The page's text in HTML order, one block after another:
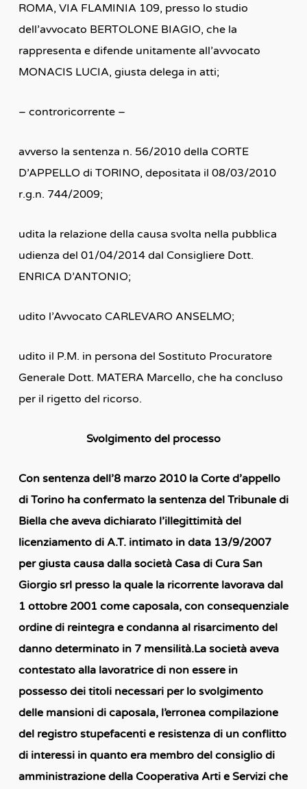
ROMA, VIA FLAMINIA 109, presso lo studio
dell’avvocato BERTOLONE BIAGIO, che la
rappresenta e difende unitamente all’avvocato
MONACIS LUCIA, giusta delega in atti;
– controricorrente –
avverso la sentenza n. 56/2010 della CORTE
D’APPELLO di TORINO, depositata il 08/03/2010
r.g.n. 744/2009;
udita la relazione della causa svolta nella pubblica
udienza del 01/04/2014 dal Consigliere Dott.
ENRICA D’ANTONIO;
udito l’Avvocato CARLEVARO ANSELMO;
udito il P.M. in persona del Sostituto Procuratore
Generale Dott. MATERA Marcello, che ha concluso
per il rigetto del ricorso.
Svolgimento del processo
Con sentenza dell’8 marzo 2010 la Corte d’appello
di Torino ha confermato la sentenza del Tribunale di
Biella che aveva dichiarato l’illegittimità del
licenziamento di A.T. intimato in data 13/9/2007
per giusta causa dalla società Casa di Cura San
Giorgio srl presso la quale la ricorrente lavorava dal
1 ottobre 2001 come caposala, con consequenziale
ordine di reintegra e condanna al risarcimento del
danno determinato in 7 mensilità.La società aveva
contestato alla lavoratrice di non essere in
possesso dei titoli necessari per lo svolgimento
delle mansioni di caposala, l’erronea compilazione
del registro stupefacenti e resistenza di un conflitto
di interessi in quanto era membro del consiglio di
amministrazione della Cooperativa Arti e Servizi che